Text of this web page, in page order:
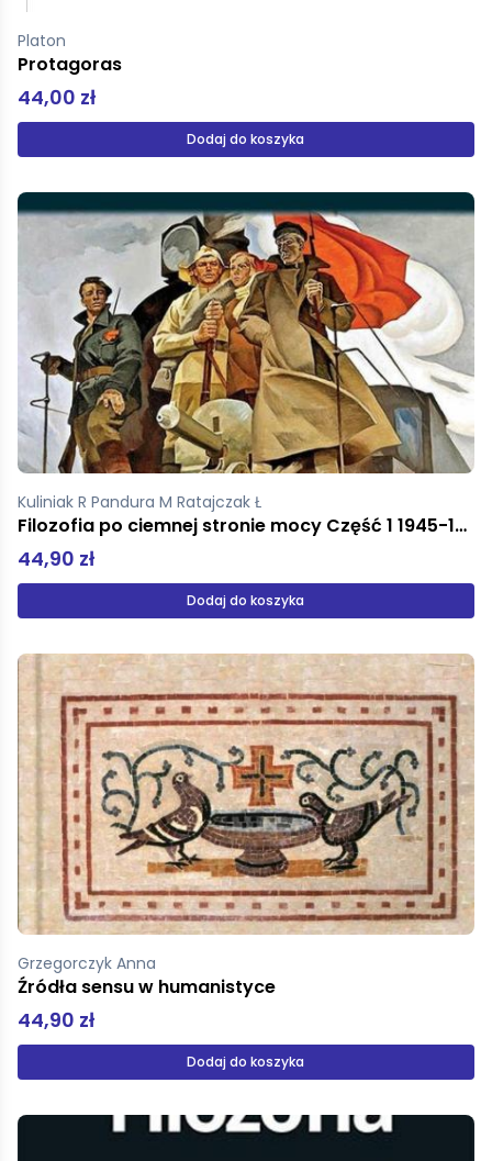
Platon
Protagoras
44,00 zł
Dodaj do koszyka
Kuliniak R Pandura M Ratajczak Ł
Filozofia po ciemnej stronie mocy Część 1 1945-1951
44,90 zł
Dodaj do koszyka
Grzegorczyk Anna
Źródła sensu w humanistyce
44,90 zł
Dodaj do koszyka